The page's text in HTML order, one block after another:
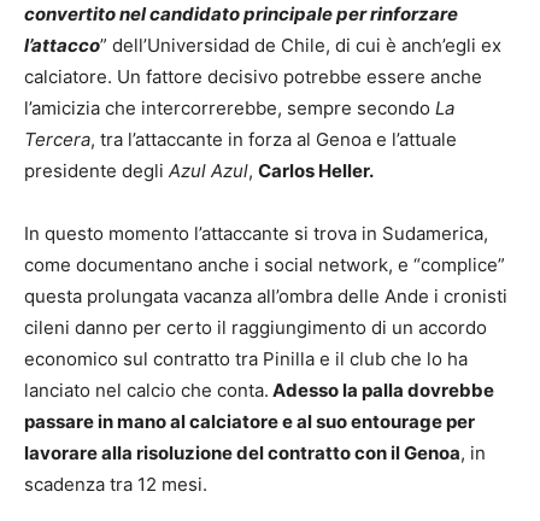
convertito nel candidato principale per rinforzare
l’attacco” dell’Universidad de Chile, di cui è anch’egli ex
calciatore. Un fattore decisivo potrebbe essere anche
l’amicizia che intercorrerebbe, sempre secondo La
Tercera, tra l’attaccante in forza al Genoa e l’attuale
presidente degli Azul Azul, Carlos Heller.
In questo momento l’attaccante si trova in Sudamerica,
come documentano anche i social network, e “complice”
questa prolungata vacanza all’ombra delle Ande i cronisti
cileni danno per certo il raggiungimento di un accordo
economico sul contratto tra Pinilla e il club che lo ha
lanciato nel calcio che conta. Adesso la palla dovrebbe
passare in mano al calciatore e al suo entourage per
lavorare alla risoluzione del contratto con il Genoa, in
scadenza tra 12 mesi.